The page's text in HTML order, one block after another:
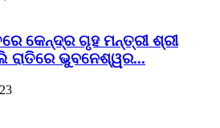
କେନ୍ଦ୍ର ଗୃହ ମନ୍ତ୍ରୀ ଶ୍ରୀ
ରାତିରେ ଭୁବନେଶ୍ୱର...